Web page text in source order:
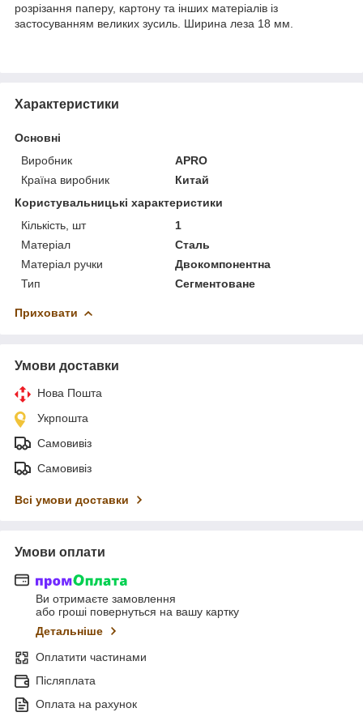
розрізання паперу, картону та інших матеріалів із
застосуванням великих зусиль. Ширина леза 18 мм.
Характеристики
Основні
Виробник
APRO
Країна виробник
Китай
Користувальницькі характеристики
Кількість, шт
1
Матеріал
Сталь
Матеріал ручки
Двокомпонентна
Тип
Сегментоване
Приховати
Умови доставки
Нова Пошта
Укрпошта
Самовивіз
Самовивіз
Всі умови доставки
Умови оплати
Ви отримаєте замовлення
або гроші повернуться на вашу картку
Детальніше
Оплатити частинами
Післяплата
Оплата на рахунок